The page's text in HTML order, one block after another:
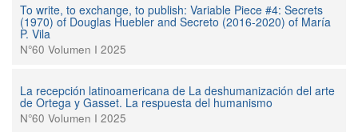
To write, to exchange, to publish: Variable Piece #4: Secrets
(1970) of Douglas Huebler and Secreto (2016-2020) of María
P. Vila
N°60 Volumen I 2025
La recepción latinoamericana de La deshumanización del arte
de Ortega y Gasset. La respuesta del humanismo
N°60 Volumen I 2025